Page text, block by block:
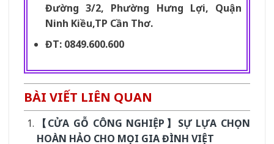
Đường 3/2, Phường Hưng Lợi, Quận
Ninh Kiều,TP Cần Thơ.
ĐT: 0849.600.600
BÀI VIẾT LIÊN QUAN
【CỬA GỖ CÔNG NGHIỆP】SỰ LỰA CHỌN
HOÀN HẢO CHO MỌI GIA ĐÌNH VIỆT